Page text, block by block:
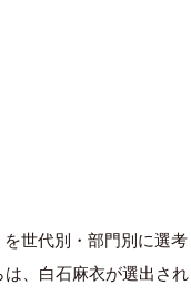
世代別・部門別に選考
、白石麻衣が選出され